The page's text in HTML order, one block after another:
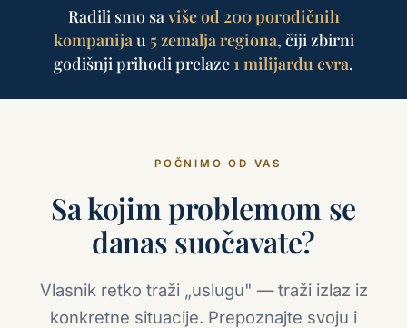
Radili smo sa više od 200 porodičnih
kompanija u 5 zemalja regiona, čiji zbirni
godišnji prihodi prelaze 1 milijardu evra.
POČNIMO OD VAS
Sa kojim problemom se
danas suočavate?
Vlasnik retko traži „uslugu" — traži izlaz iz
konkretne situacije. Prepoznajte svoju i